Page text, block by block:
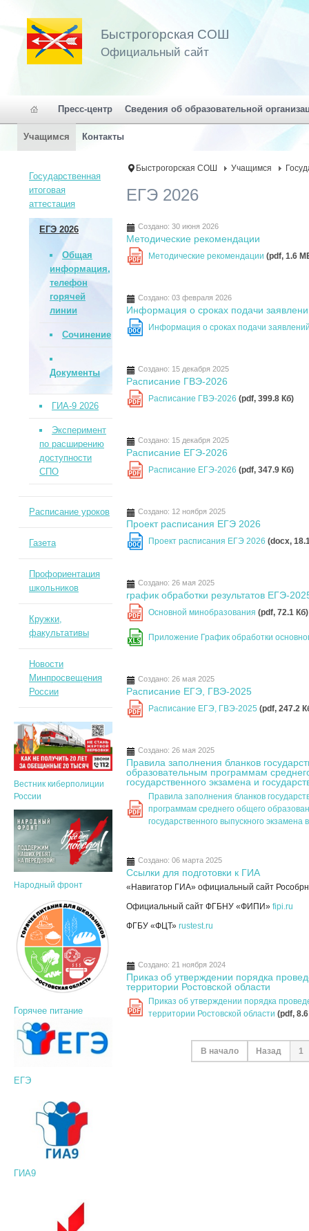
Быстрогорская СОШ
Официальный сайт
Пресс-центр Сведения об образовательной
Учащимся Контакты
Быстрогорская СОШ Учащимся
ЕГЭ 2026
Создано: 30 июня 2026
Методические рекомендации
PDF Методические рекомендации(pdf, 1.6
Создано: 03 февраля 2026
Информация о сроках подачи
DOC Информация о сроках подачи
Создано: 15 декабря 2025
Расписание ГВЭ-2026
PDF Расписание ГВЭ-2026(pdf, 399.8 Кб)
Создано: 15 декабря 2025
Расписание ЕГЭ-2026
PDF Расписание ЕГЭ-2026(pdf, 347.9 Кб)
Создано: 12 ноября 2025
Проект расписания ЕГЭ 2026
DOC Проект расписания ЕГЭ 2026(docx,
Создано: 26 мая 2025
график обработки результатов ЕГЭ-
PDF Основной минобразования(pdf, 72.1 Кб)
XLS Приложение График обработки
Создано: 26 мая 2025
Расписание ЕГЭ, ГВЭ-2025
PDF Расписание ЕГЭ, ГВЭ-2025(pdf, 247.2
Создано: 26 мая 2025
Правила заполнения бланков
образовательным программам
государственного экзамена и
PDF
Правила заполнения бланков
программам среднего общего
государственного выпускного экзамена
Создано: 06 марта 2025
Ссылки для подготовки к ГИА
«Навигатор ГИА» официальный сайт
Официальный сайт ФГБНУ «ФИПИ»fipi.ru
ФГБУ «ФЦТ»rustest.ru
Создано: 21 ноября 2024
Приказ об утверждении порядка
территории Ростовской области
PDF
Приказ об утверждении порядка
территории Ростовской области(pdf,
В начало Назад 1
Государственная
итоговая
аттестация
ЕГЭ 2026
Общая
информация,
телефон
горячей
линии
Сочинение
Документы
ГИА-9 2026
Эксперимент
по расширению
доступности
СПО
Расписание уроков
Газета
Профориентация
школьников
Кружки,
факультативы
Новости
Минпросвещения
России
Вестник киберполиции
России
Народный фронт
Горячее питание
ЕГЭ
ГИА9